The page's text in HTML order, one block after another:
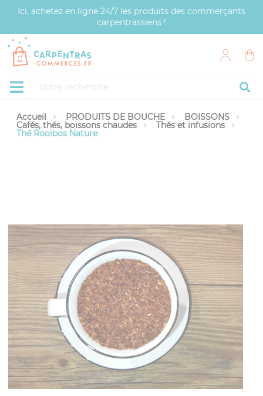
Ici, achetez en ligne 24/7 les produits des commerçants
carpentrassiens !
Accueil PRODUITS DE BOUCHE BOISSONS
Cafés, thés, boissons chaudes Thés et infusions
Thé Rooibos Nature
Panneau de gestion des cookies